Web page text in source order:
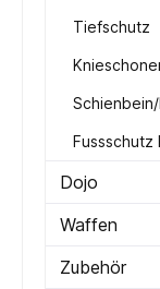
Tiefschutz
Schienbein/
Fussschutz
Dojo
Waffen
Zubehör